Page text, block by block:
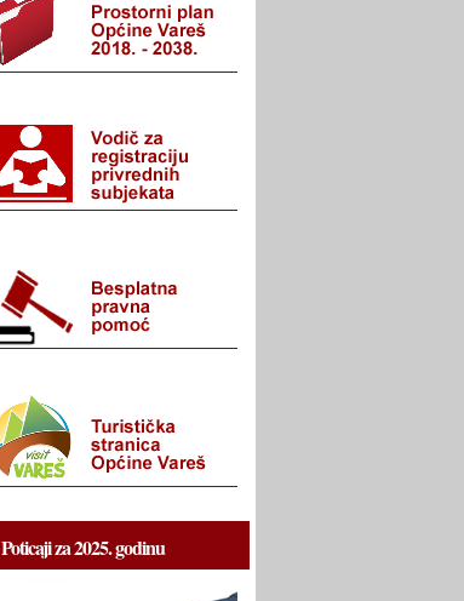
Poticaji za 2025. godinu